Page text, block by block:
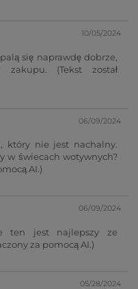
10/05/2024
się naprawdę dobrze,
(Tekst został
06/09/2024
który nie jest nachalny.
w świecach wotywnych?
AI.)
06/09/2024
ten jest najlepszy ze
za pomocą AI.)
05/28/2024